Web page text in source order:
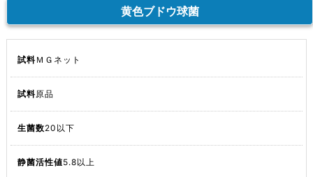
黄色ブドウ球菌
ＭＧネット
原品
20以下
5.8以上